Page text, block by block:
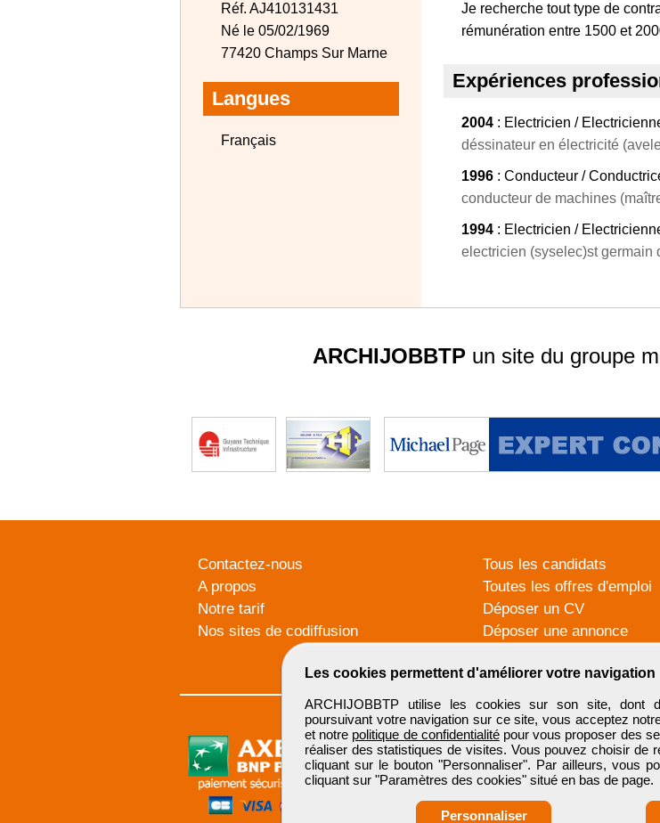
Réf. AJ410131431
Né le 05/02/1969
77420 Champs Sur Marne
Langues
Français
Je recherche tout type de
rémunération entre 1500 et
Expériences
2004 : Electricien /
déssinateur en électricité
1996 : Conducteur /
conducteur de machines
1994 : Electricien /
electricien (syselec)st germain
Les cookies permettent d'améliorer votre navigation
ARCHIJOBBTP utilise les cookies sur son site, dont
poursuivant votre navigation sur ce site, vous acceptez
et notre politique de confidentialitépour vous proposer des
réaliser des statistiques de visites. Vous pouvez choisir de
cliquant sur le bouton "Personnaliser". Par ailleurs, vous
cliquant sur "Paramètres des cookies" situé en bas de page.
Personnaliser
ARCHIJOBBTPun site du groupe
Contactez-nous
A propos
Notre tarif
Nos sites de codiffusion
Tous les candidats
Toutes les offres d'emploi
Déposer un CV
Déposer une annonce